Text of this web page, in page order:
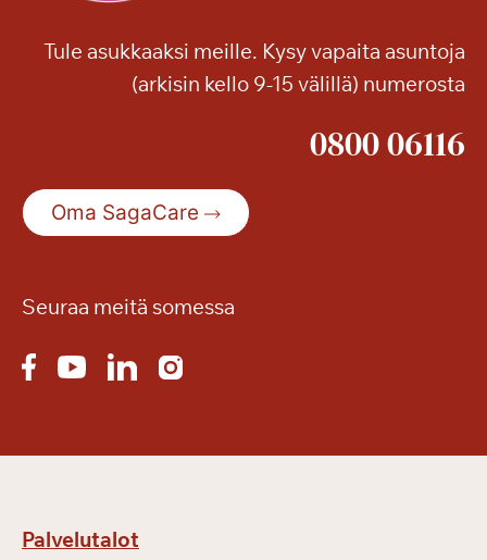
Tule asukkaaksi meille. Kysy vapaita asuntoja
(arkisin kello 9-15 välillä) numerosta
0800 06116
Oma SagaCare
Seuraa meitä somessa
Palvelutalot